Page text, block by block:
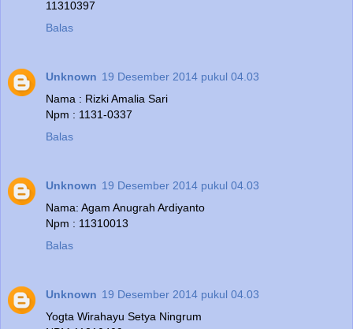
11310397
Balas
Unknown 19 Desember 2014 pukul 04.03
Nama : Rizki Amalia Sari
Npm : 1131-0337
Balas
Unknown 19 Desember 2014 pukul 04.03
Nama: Agam Anugrah Ardiyanto
Npm : 11310013
Balas
Unknown 19 Desember 2014 pukul 04.03
Yogta Wirahayu Setya Ningrum